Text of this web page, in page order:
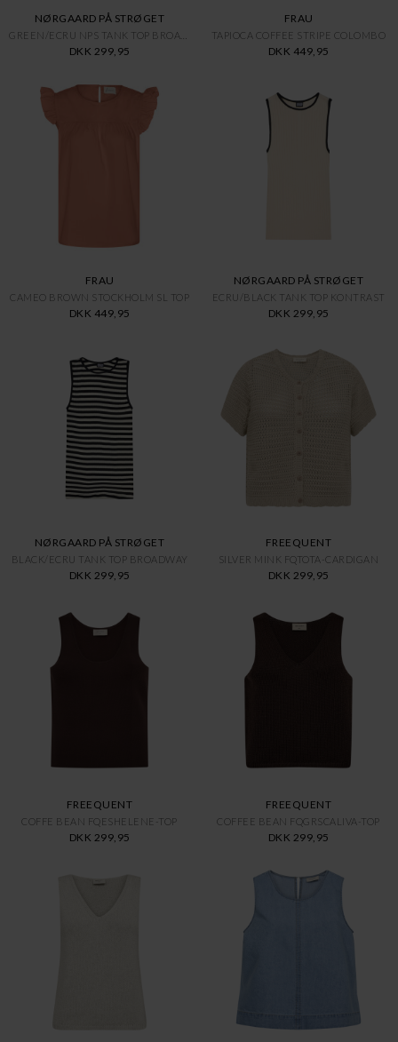
NØRGAARD PÅ STRØGET
DKK 299,95
FRAU
TAPIOCA COFFEE STRIPE COLOMBO
DKK 449,95
FRAU
CAMEO BROWN STOCKHOLM SL TOP
DKK 449,95
NØRGAARD PÅ STRØGET
ECRU/BLACK TANK TOP KONTRAST
DKK 299,95
NØRGAARD PÅ STRØGET
BLACK/ECRU TANK TOP BROADWAY
DKK 299,95
FREEQUENT
SILVER MINK FQTOTA-CARDIGAN
DKK 299,95
FREEQUENT
COFFE BEAN FQESHELENE-TOP
DKK 299,95
FREEQUENT
COFFEE BEAN FQGRSCALIVA-TOP
DKK 299,95